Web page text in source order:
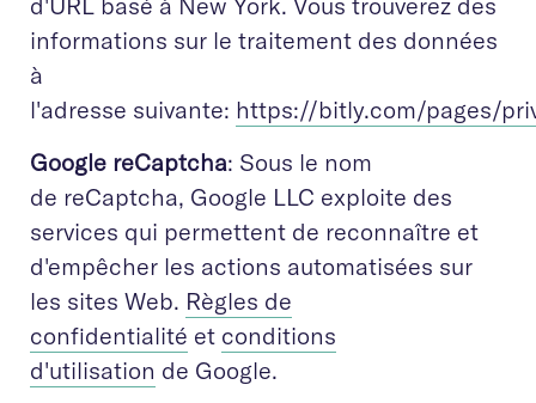
informations sur le traitement des données
à
l'adresse suivante: https://bitly.com/pages/
Google reCaptcha: Sous le nom
de reCaptcha, Google LLC exploite des
services qui permettent de reconnaître et
d'empêcher les actions automatisées sur
les sites Web. Règles de
confidentialité et conditions
d'utilisation de Google.